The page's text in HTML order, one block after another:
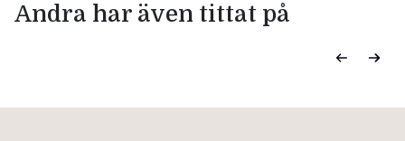
Andra har även tittat på